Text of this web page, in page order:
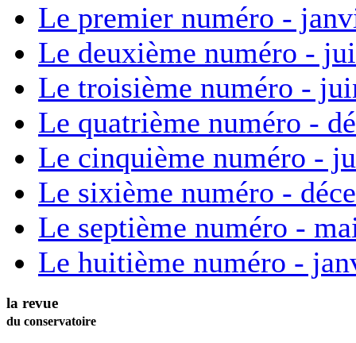
Le premier numéro -
Le deuxième numéro -
Le troisième numéro -
Le quatrième numéro -
Le cinquième numéro -
Le sixième numéro -
Le septième numéro -
Le huitième numéro -
la revue
du conservatoire